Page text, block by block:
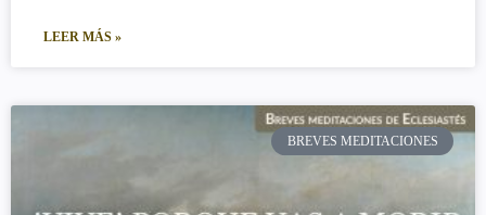
LEER MÁS »
BREVES MEDITACIONES